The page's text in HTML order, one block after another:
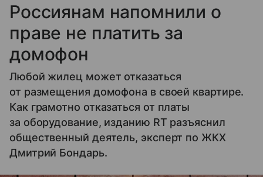
Россиянам напомнили о
праве не платить за
домофон
Любой жилец может отказаться
от размещения домофона в своей квартире.
Как грамотно отказаться от платы
за оборудование, изданию RT разъяснил
общественный деятель, эксперт по ЖКХ
Дмитрий Бондарь.